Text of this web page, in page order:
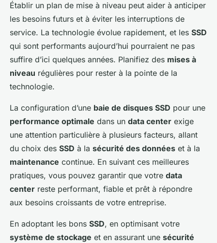
Établir un plan de mise à niveau peut aider à anticiper
les besoins futurs et à éviter les interruptions de
service. La technologie évolue rapidement, et les SSD
qui sont performants aujourd’hui pourraient ne pas
suffire d’ici quelques années. Planifiez des mises à
niveau régulières pour rester à la pointe de la
technologie.
La configuration d’une baie de disques SSD pour une
performance optimale dans un data center exige
une attention particulière à plusieurs facteurs, allant
du choix des SSD à la sécurité des données et à la
maintenance continue. En suivant ces meilleures
pratiques, vous pouvez garantir que votre data
center reste performant, fiable et prêt à répondre
aux besoins croissants de votre entreprise.
En adoptant les bons SSD, en optimisant votre
système de stockage et en assurant une sécurité